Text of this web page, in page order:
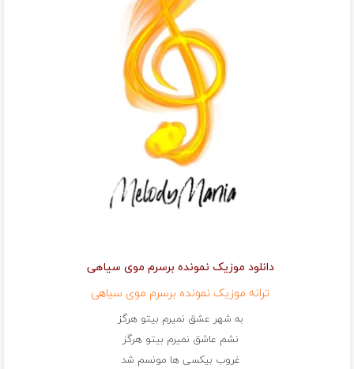
دانلود موزیک نمونده برسرم موی سياهی
ترانه موزیک نمونده برسرم موی سياهی
به شهر عشق نمیرم بيتو هرگز
نشم عاشق نمیرم بيتو هرگز
غروب بیكسی ها مونسم شد